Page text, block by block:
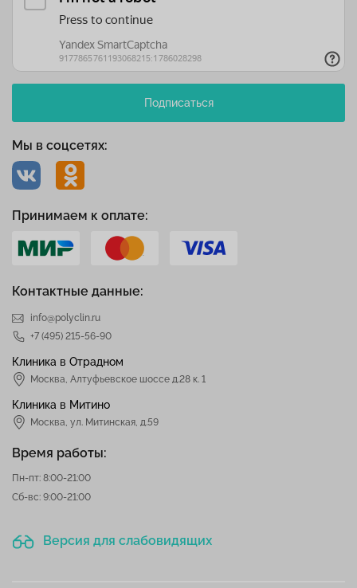
Контактные данные:
info@polyclin.ru
+7 (495) 215-56-90
Клиника в Отрадном
Москва, Алтуфьевское шоссе д.28 к. 1
Клиника в Митино
Москва, ул. Митинская, д.59
Время работы:
Пн-пт: 8:00-21:00
Сб-вс: 9:00-21:00
Мы в соцсетях:
Подписаться
Версия для слабовидящих
Принимаем к оплате: